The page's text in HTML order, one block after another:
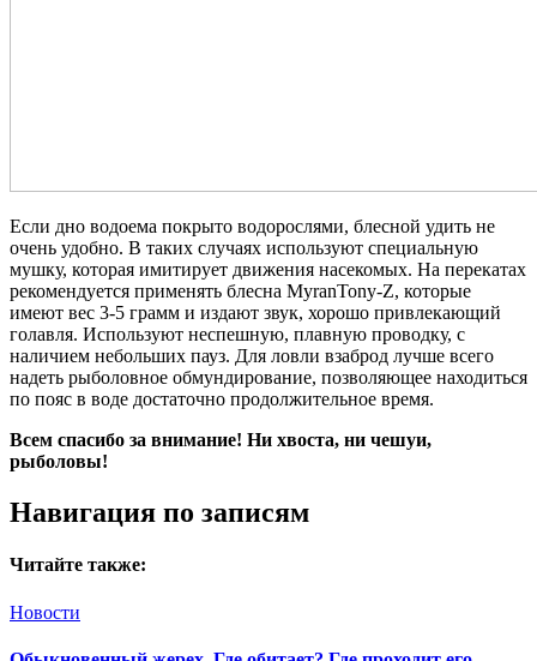
Если дно водоема покрыто водорослями, блесной удить не
очень удобно. В таких случаях используют специальную
мушку, которая имитирует движения насекомых. На перекатах
рекомендуется применять блесна MyranTony-Z, которые
имеют вес 3-5 грамм и издают звук, хорошо привлекающий
голавля. Используют неспешную, плавную проводку, с
наличием небольших пауз. Для ловли взаброд лучше всего
надеть рыболовное обмундирование, позволяющее находиться
по пояс в воде достаточно продолжительное время.
Всем спасибо за внимание! Ни хвоста, ни чешуи,
рыболовы!
Навигация по записям
Читайте также:
Новости